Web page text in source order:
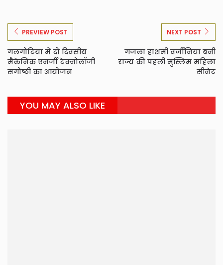
PREVIEW POST
गलगोटिया में दो दिवसीय
मैकेनिक एनर्जी टेक्नोलॉजी
संगोष्ठी का आयोजन
NEXT POST
गजला हाशमी वर्जीनिया बनी
राज्य की पहली मुस्लिम महिला
सीनेट
YOU MAY ALSO LIKE